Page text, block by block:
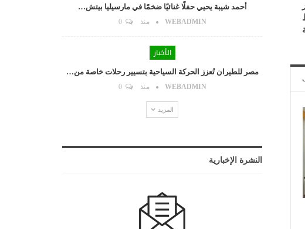
أحمد شيبة يحيي حفلًا غنائيًا ضخمًا في مارسيليا بيتش…
WEBADMIN منذ 0
الأخبار
مصر للطيران تُعزز الحركة السياحية بتسيير رحلات خاصة من…
WEBADMIN منذ 0
المزيد
النشرة الإخبارية